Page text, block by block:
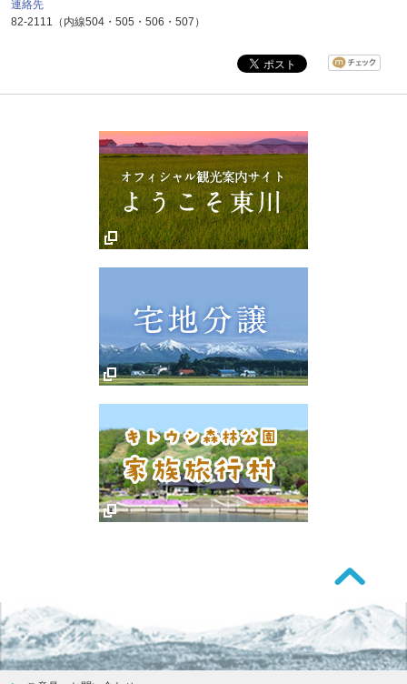
連絡先
82-2111（内線504・505・506・507）